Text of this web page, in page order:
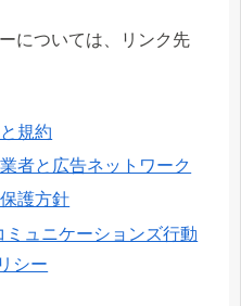
については、リンク先
規約
者と広告ネットワーク
護方針
ミュニケーションズ行動
シー